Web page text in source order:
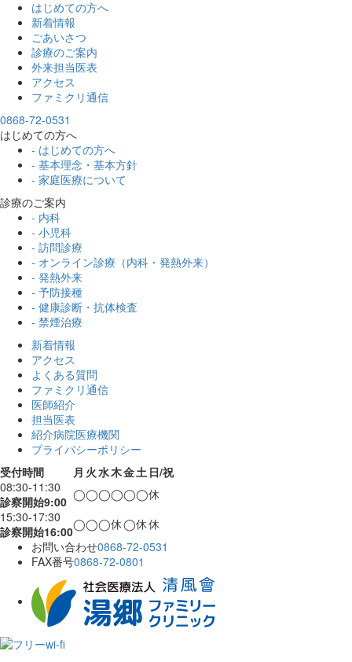
はじめての方へ
新着情報
ごあいさつ
診療のご案内
外来担当医表
アクセス
ファミクリ通信
0868-72-0531
はじめての方へ
- はじめての方へ
- 基本理念・基本方針
- 家庭医療について
診療のご案内
- 内科
- 小児科
- 訪問診療
- オンライン診療（内科・発熱外来）
- 発熱外来
- 予防接種
- 健康診断・抗体検査
- 禁煙治療
新着情報
アクセス
よくある質問
ファミクリ通信
医師紹介
担当医表
紹介病院医療機関
プライバシーポリシー
受付時間
月 火水木金土 日/祝
08:30-11:30
診察開始9:00 ◯◯◯◯◯◯休
15:30-17:30
診察開始16:00◯◯◯休◯休休
お問い合わせ0868-72-0531
FAX番号0868-72-0801